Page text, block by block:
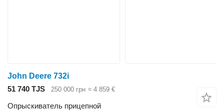
John Deere 732i
51 740 TJS
250 000 грн ≈ 4 859 €
Опрыскиватель прицепной